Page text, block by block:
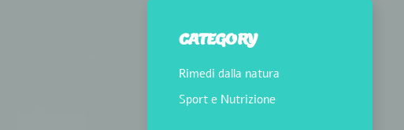
CATEGORY
Rimedi dalla natura
Sport e Nutrizione